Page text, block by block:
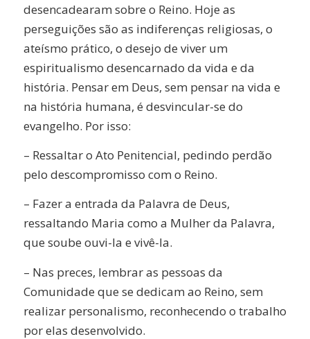
desencadearam sobre o Reino. Hoje as
perseguições são as indiferenças religiosas, o
ateísmo prático, o desejo de viver um
espiritualismo desencarnado da vida e da
história. Pensar em Deus, sem pensar na vida e
na história humana, é desvincular-se do
evangelho. Por isso:
– Ressaltar o Ato Penitencial, pedindo perdão
pelo descompromisso com o Reino.
– Fazer a entrada da Palavra de Deus,
ressaltando Maria como a Mulher da Palavra,
que soube ouvi-la e vivê-la.
– Nas preces, lembrar as pessoas da
Comunidade que se dedicam ao Reino, sem
realizar personalismo, reconhecendo o trabalho
por elas desenvolvido.